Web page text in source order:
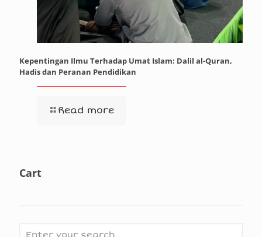
Kepentingan Ilmu Terhadap Umat Islam: Dalil al-Quran,
Hadis dan Peranan Pendidikan
Read more
Cart